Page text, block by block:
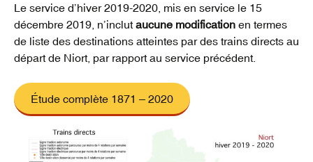
Le service d’hiver 2019-2020, mis en service le 15
décembre 2019, n’inclutaucune modification en termes
de liste des destinations atteintes par des trains directs au
départ de Niort, par rapport au service précédent.
Étude complète 1871 – 2020